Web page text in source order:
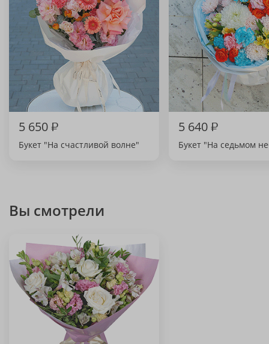
5 650₽
Букет "На счастливой волне"
5 640₽
Букет "На седьмом
Вы смотрели